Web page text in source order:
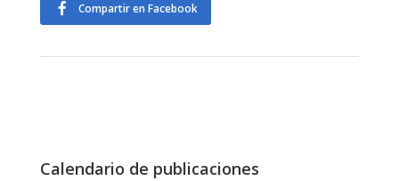
Compartir en Facebook
Calendario de publicaciones